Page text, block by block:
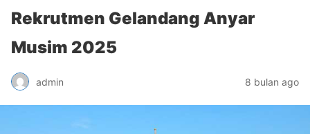
Rekrutmen Gelandang Anyar
Musim 2025
admin 8 bulan ago